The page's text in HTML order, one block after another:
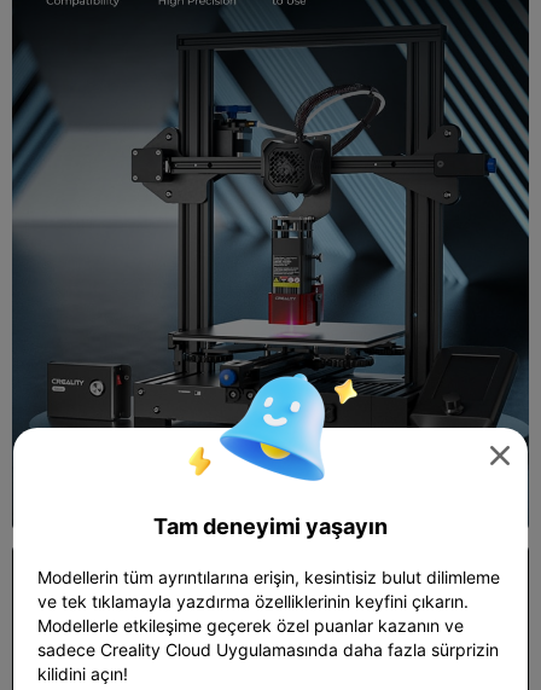

Tam deneyimi yaşayın
Modellerin tüm ayrıntılarına erişin, kesintisiz bulut dilimleme
ve tek tıklamayla yazdırma özelliklerinin keyfini çıkarın.
Modellerle etkileşime geçerek özel puanlar kazanın ve
sadece Creality Cloud Uygulamasında daha fazla sürprizin
kilidini açın!